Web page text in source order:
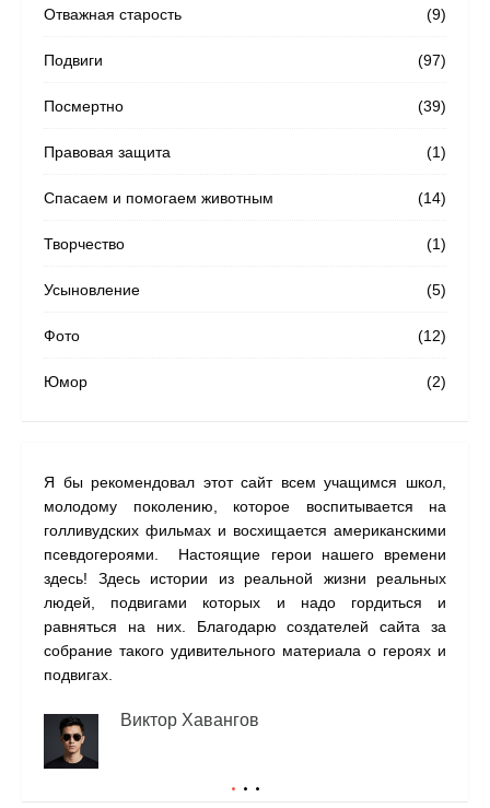
(9)
Отважная старость
(97)
Подвиги
(39)
Посмертно
(1)
Правовая защита
(14)
Спасаем и помогаем животным
(1)
Творчество
(5)
Усыновление
(12)
Фото
(2)
Юмор
Я бы рекомендовал этот сайт всем учащимся школ,
молодому поколению, которое воспитывается на
голливудских фильмах и восхищается американскими
псевдогероями. Настоящие герои нашего времени
здесь! Здесь истории из реальной жизни реальных
людей, подвигами которых и надо гордиться и
равняться на них. Благодарю создателей сайта за
собрание такого удивительного материала о героях и
подвигах.
Виктор Хавангов